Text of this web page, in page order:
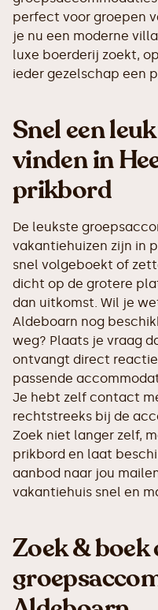
perfect voor groepen
je nu een moderne
luxe boerderij zoekt,
ieder gezelschap een
Snel een
vinden in
prikbord
De leukste
vakantiehuizen zijn in
snel volgeboekt of
dicht op de grotere
dan uitkomst. Wil je
Aldeboarn nog
weg? Plaats je vraag
ontvangt direct
passende
Je hebt zelf contact
rechtstreeks bij de
Zoek niet langer zelf,
prikbord en laat
aanbod naar jou
vakantiehuis snel en
Zoek & boek